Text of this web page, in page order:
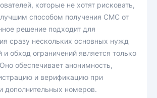
которые не хотят рисковать,
способом получения СМС от
решение подходит для
сразу нескольких основных нужд
и обход ограничений является только
обеспечивает анонимность,
и верификацию при
дополнительных номеров.